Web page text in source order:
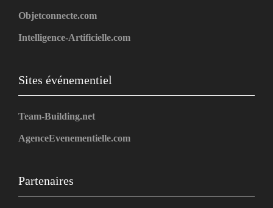
Objetconnecte.com
Intelligence-Artificielle.com
Sites événementiel
Team-Building.net
AgenceEvenementielle.com
Partenaires